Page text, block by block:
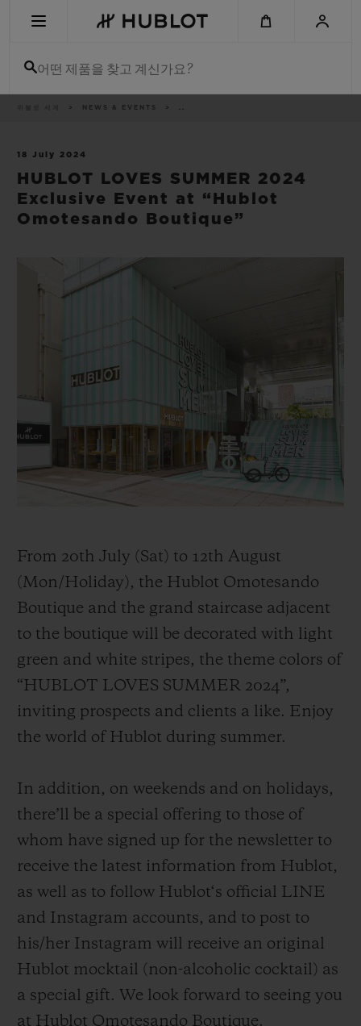
어떤 제품을 찾고 계신가요?
NEWS & EVENTS ..
18 July 2024
HUBLOT LOVES SUMMER 2024
Exclusive Event at “Hublot
Omotesando Boutique”
From 20th July (Sat) to 12th August
(Mon/Holiday), the Hublot Omotesando
Boutique and the grand staircase adjacent
to the boutique will be decorated with light
green and white stripes, the theme colors of
“HUBLOT LOVES SUMMER 2024”,
inviting prospects and clients a like. Enjoy
the world of Hublot during summer.
In addition, on weekends and on holidays,
there’ll be a special offering to those of
whom have signed up for the newsletter to
receive the latest information from Hublot,
as well as to follow Hublot‘s official LINE
and Instagram accounts, and to post to
his/her Instagram will receive an original
Hublot mocktail (non-alcoholic cocktail) as
a special gift. We look forward to seeing you
at Hublot Omotesando Boutique.
신제품
썸머 멀티 컬러 세라믹
빅뱅
피치 세라믹
스피릿 오브 빅
온라인 익스클
익스클루시브 서비스
5+5 워런티
예상 배송일
안전한 결제
기프트 파우치
부티크 검색